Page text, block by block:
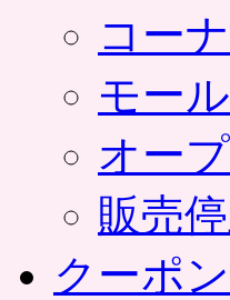
コー
モー
オー
販売
クーポ